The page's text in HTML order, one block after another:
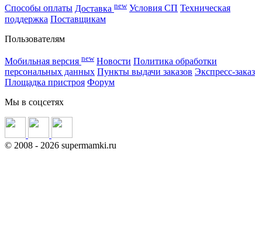
Способы оплаты Доставка new Условия СП Техническая
поддержка Поставщикам
Пользователям
Мобильная версия new Новости Политика обработки
персональных данных Пункты выдачи заказов Экспресс-заказ
Площадка пристроя Форум
Мы в соцсетях
© 2008 - 2026 supermamki.ru